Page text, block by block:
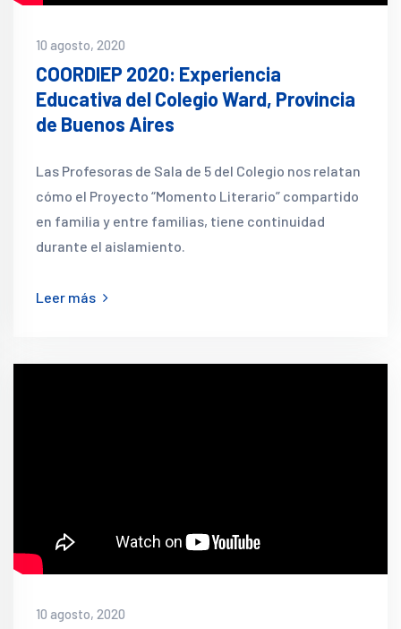
10 agosto, 2020
COORDIEP 2020: Experiencia
Educativa del Colegio Ward, Provincia
de Buenos Aires
Las Profesoras de Sala de 5 del Colegio nos relatan
cómo el Proyecto “Momento Literario” compartido
en familia y entre familias, tiene continuidad
durante el aislamiento.
Leer más
10 agosto, 2020